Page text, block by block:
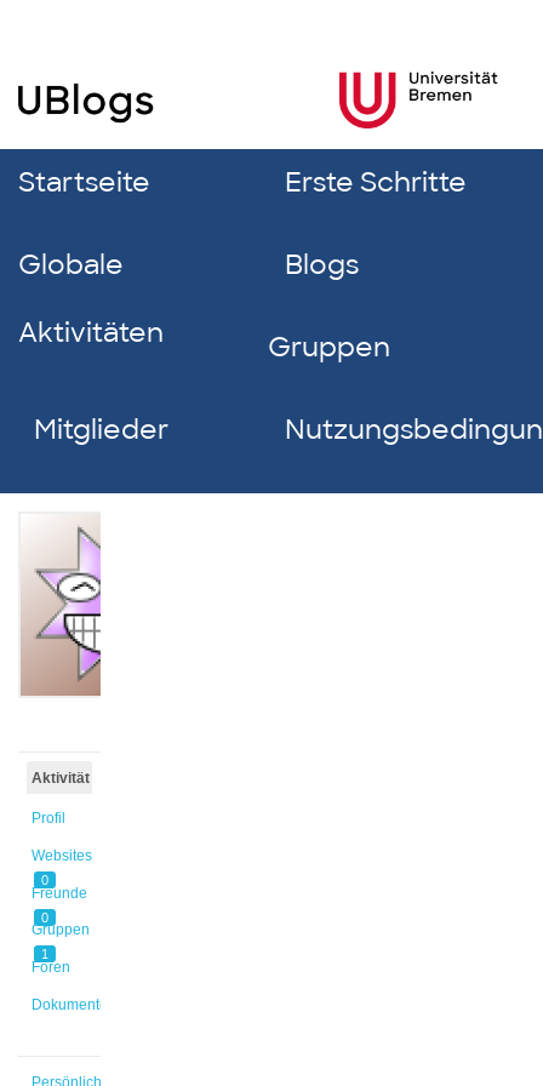
Startseite Erste Schritte
Globale
Aktivitäten
Blogs
Gruppen
Mitglieder
Aktivität
Profil
Websites
0
Freunde
0
Gruppen
1
Foren
Dokumente
Persönlich